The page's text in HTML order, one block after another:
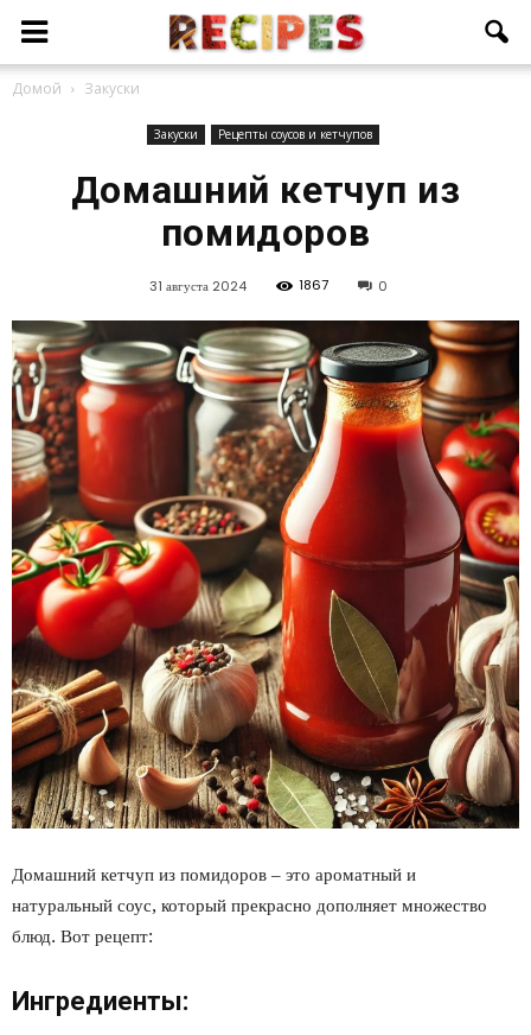
Домой Закуски
Закуски Рецепты соусов и кетчупов
Домашний кетчуп из
помидоров
31 августа 2024 1867 0
Домашний кетчуп из помидоров – это ароматный и
натуральный соус, который прекрасно дополняет множество
блюд. Вот рецепт:
Ингредиенты: